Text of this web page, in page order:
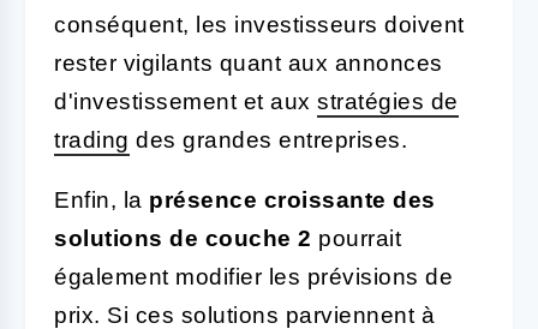
conséquent, les investisseurs doivent
rester vigilants quant aux annonces
d'investissement et aux stratégies de
trading des grandes entreprises.
Enfin, la présence croissante des
solutions de couche 2 pourrait
également modifier les prévisions de
prix. Si ces solutions parviennent à